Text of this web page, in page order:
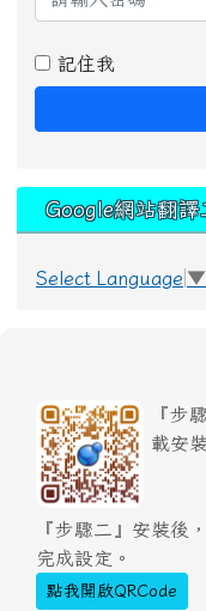
記住我
Google網站翻譯
Select Language ▼
『步
載安
『步驟二』安裝後
完成設定。
點我開啟QRCode